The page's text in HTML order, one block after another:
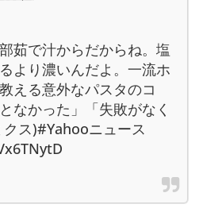
茹で汁からだからね。塩
より濃いんだよ。一流ホ
える意外なパスタのコ
なかった」「失敗がなく
ス)#Yahooニュース